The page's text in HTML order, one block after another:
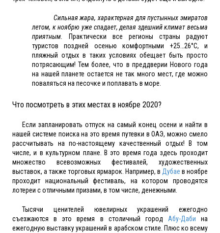
Сильная жара, характерная для пустынных эмиратов
летом, к ноябрю уже спадает, делая здешний климат весьма
приятным.
Практически все регионы страны радуют
туристов поздней осенью комфортными +25…26°С, и
пляжный отдых в таких условиях обещает быть просто
потрясающим! Тем более, что в преддверии Нового года
на нашей планете остается не так много мест, где можно
поваляться на песочке и поплавать в море.
Что посмотреть в этих местах в ноябре 2020?
Если запланировать отпуск на самый конец осени и найти в
нашей системе поиска на это время путевки в ОАЭ, можно смело
рассчитывать на по-настоящему качественный отдых! В том
числе, и в культурном плане. В это время года здесь проходит
множество всевозможных фестивалей, художественных
выставок, а также торговых ярмарок. Например, в Дубае в ноябре
проходит национальный фестиваль, на котором проводятся
лотереи с отличными призами, в том числе, денежными.
Тысячи ценителей ювелирных украшений ежегодно
съезжаются в это время в столичный город Абу-Даби на
ежегодную выставку украшений в арабском стиле. Плюс ко всему